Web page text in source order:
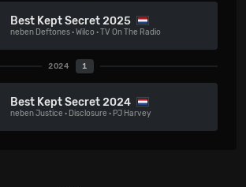
Best Kept Secret 2025
neben Deftones·Wilco ·TV On The Radio
2024 1
Best Kept Secret 2024
nebenJustice · Disclosure · PJ Harvey